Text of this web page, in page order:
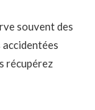
souvent des
accidentées
récupérez